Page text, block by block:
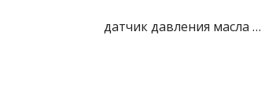
датчик давления масла …